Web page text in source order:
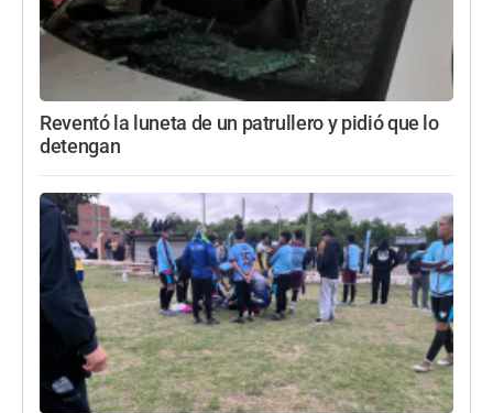
Reventó la luneta de un patrullero y pidió que lo
detengan